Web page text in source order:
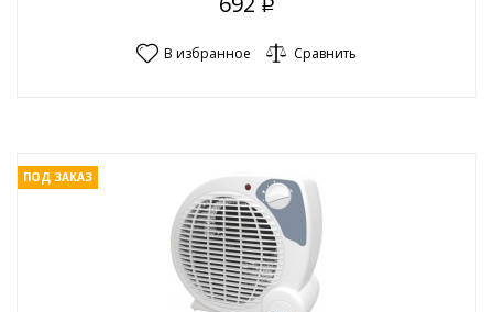
Р
В избранное Сравнить
ПОД ЗАКАЗ